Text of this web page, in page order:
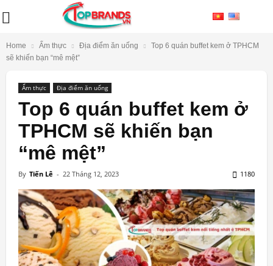
Home Ẩm thực Địa điểm ăn uống
Top 6 quán buffet kem ở TPHCM
sẽ khiến bạn “mê mệt”
Ẩm thực Địa điểm ăn uống
Top 6 quán buffet kem ở
TPHCM sẽ khiến bạn
“mê mệt”
By Tiến Lê - 22 Tháng 12, 2023 1180